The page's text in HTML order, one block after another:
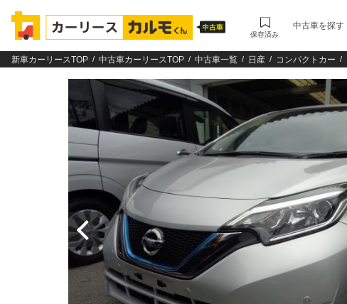
保存済み
中古車を探す
新車カーリースTOP 中古車カーリースTOP 中古車一覧 日産 コンパクトカー